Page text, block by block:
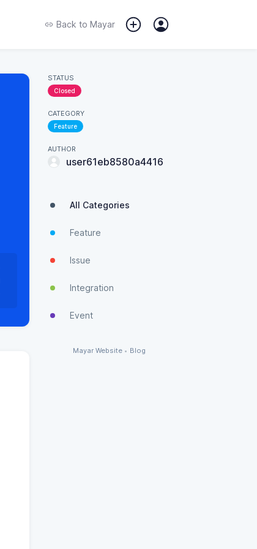
Back to Mayar
STATUS
Closed
CATEGORY
Feature
AUTHOR
user61eb8580a4416
All Categories
Feature
Issue
Integration
Event
Mayar Website • Blog